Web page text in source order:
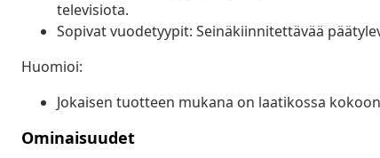
televisiota.
Sopivat vuodetyypit: Seinäkiinnitettävää
Huomioi:
Jokaisen tuotteen mukana on laatikossa
Ominaisuudet